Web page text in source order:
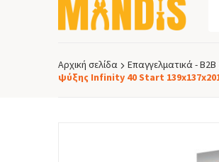
Breadcrumb
Αρχική σελίδα Επαγγελματικά - Β2Β
ψύξης Infinity 40 Start